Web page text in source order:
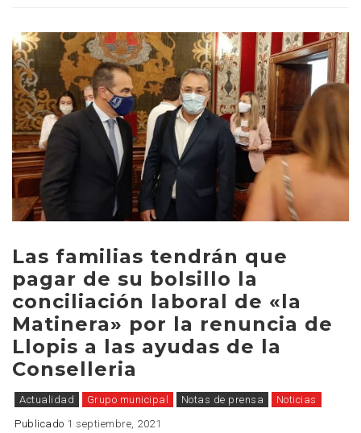
Las familias tendrán que
pagar de su bolsillo la
conciliación laboral de «la
Matinera» por la renuncia de
Llopis a las ayudas de la
Conselleria
Actualidad Grupo municipal Notas de prensa
Noticias
Publicado 1 septiembre, 2021